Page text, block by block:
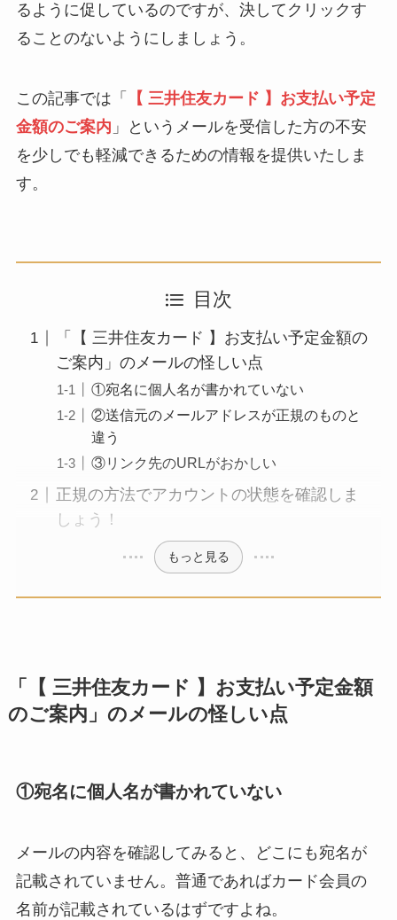
るように促しているのですが、決してクリックす
ることのないようにしましょう。
この記事では「
【 三井住友カード 】お支払い予定
金額のご案内 」というメールを受信した方の不安
を少しでも軽減できるための情報を提供いたしま
す。
目次
「【 三井住友カード 】お支払い予定金額の
ご案内」のメールの怪しい点
①宛名に個人名が書かれていない
②送信元のメールアドレスが正規のものと
違う
③リンク先のURLがおかしい
正規の方法でアカウントの状態を確認しま
しょう！
もっと見る
「【 三井住友カード 】お支払い予定金額
のご案内」のメールの怪しい点
①宛名に個人名が書かれていない
メールの内容を確認してみると、どこにも宛名が
記載されていません。普通であればカード会員の
名前が記載されているはずですよね。